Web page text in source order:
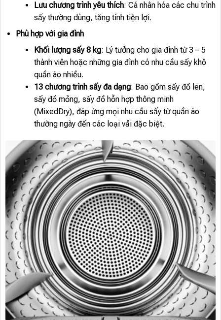
Lưu chương trình yêu thích: Cá nhân hóa các chu trình
sấy thường dùng, tăng tính tiện lợi.
Phù hợp với gia đình
Khối lượng sấy 8 kg: Lý tưởng cho gia đình từ 3 – 5
thành viên hoặc những gia đình có nhu cầu sấy khô
quần áo nhiều.
13 chương trình sấy đa dạng: Bao gồm sấy đồ len,
sấy đồ mỏng, sấy đồ hỗn hợp thông minh
(MixedDry), đáp ứng mọi nhu cầu sấy từ quần áo
thường ngày đến các loại vải đặc biệt.